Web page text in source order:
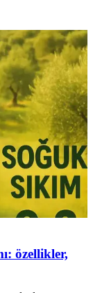
özellikler,